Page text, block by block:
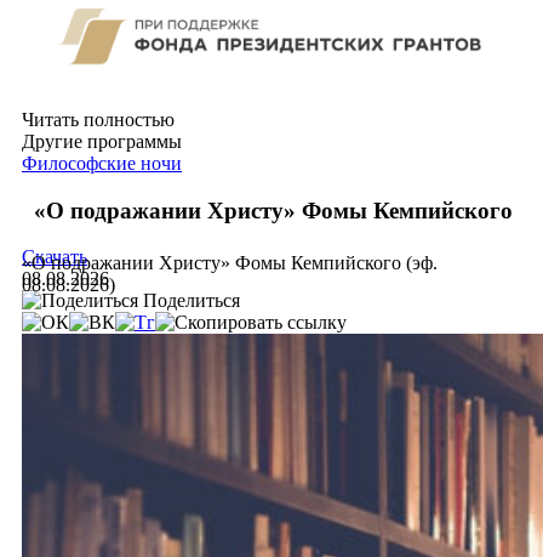
Читать полностью
Другие программы
Философские ночи
«О подражании Христу» Фомы Кемпийского
«О подражании Христу» Фомы Кемпийского (эф.
08.08.2026)
Скачать
08.08.2026
Поделиться